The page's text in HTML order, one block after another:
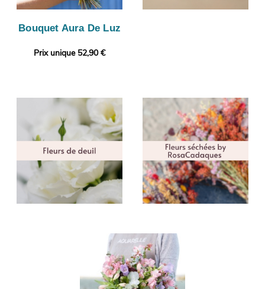
Bouquet Aura De Luz
Prix unique 52,90 €